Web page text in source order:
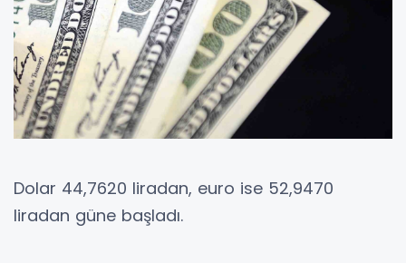
Dolar 44,7620 liradan, euro ise 52,9470
liradan güne başladı.